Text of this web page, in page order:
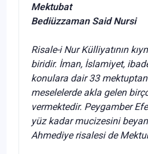
Mektubat
Bediüzzaman Said Nursi
Risale-i Nur Külliyatının
biridir. İman, İslamiyet,
konulara dair 33
meselelerde akla gelen
vermektedir. Peygamber
yüz kadar mucizesini beyan
Ahmediye risalesi de